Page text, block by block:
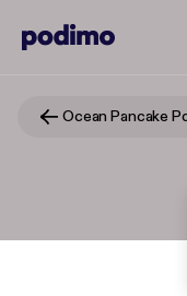
Ocean Pancake